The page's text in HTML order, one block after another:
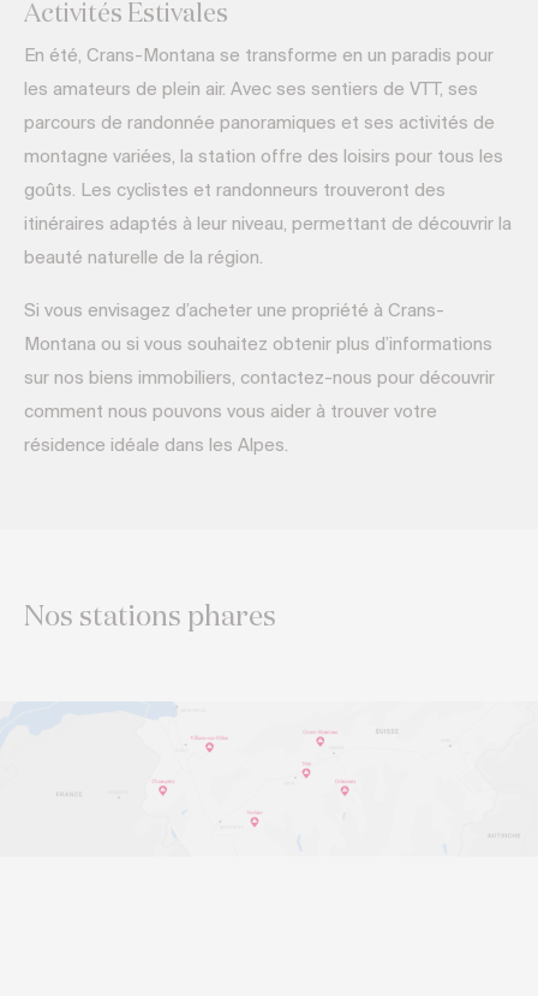
Activités Estivales
En été, Crans-Montana se transforme en un paradis pour
les amateurs de plein air. Avec ses sentiers de VTT, ses
parcours de randonnée panoramiques et ses activités de
montagne variées, la station offre des loisirs pour tous les
goûts. Les cyclistes et randonneurs trouveront des
itinéraires adaptés à leur niveau, permettant de découvrir la
beauté naturelle de la région.
Si vous envisagez d’acheter une propriété à Crans-
Montana ou si vous souhaitez obtenir plus d’informations
sur nos biens immobiliers, contactez-nous pour découvrir
comment nous pouvons vous aider à trouver votre
résidence idéale dans les Alpes.
Nos stations phares